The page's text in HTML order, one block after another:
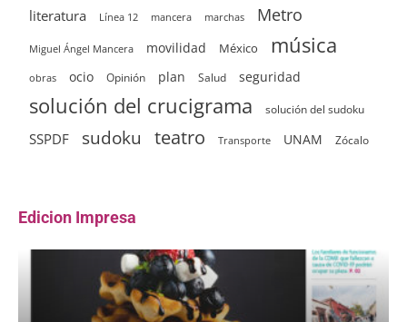
literatura Línea 12 mancera marchas Metro
Miguel Ángel Mancera movilidad México música
obras ocio Opinión plan Salud seguridad
solución del crucigrama solución del sudoku
SSPDF sudoku teatro Transporte UNAM Zócalo
Edicion Impresa